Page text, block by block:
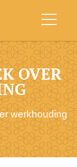
OVER
werkhouding